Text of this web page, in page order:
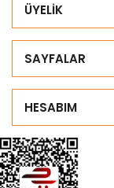
ÜYELİK
SAYFALAR
HESABIM